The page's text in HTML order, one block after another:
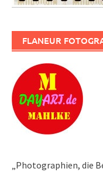
FLANEUR
„Photographien, die